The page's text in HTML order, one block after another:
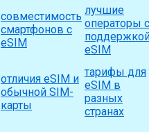
совместимость
смартфонов с
eSIM
лучшие
операторы с
eSIM
отличия eSIM и
обычной SIM-
карты
тарифы для
eSIM в
разных
странах